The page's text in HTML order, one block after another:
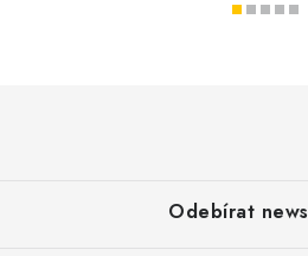
Odebírat